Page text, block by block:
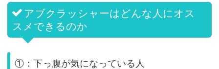
アブクラッシャーはどんな人にオス
スメできるのか
①：下っ腹が気になっている人